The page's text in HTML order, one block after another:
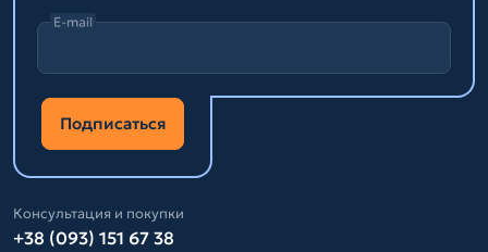
E-mail
Подписаться
Консультация и покупки
+38 (093) 151 67 38